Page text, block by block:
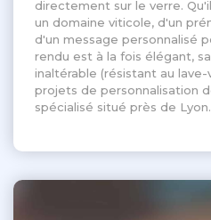
directement sur le verre.
un domaine viticole, d'un
d'un message personnalisé
rendu est à la fois élégant,
inaltérable (résistant au lave-
projets de personnalisation
spécialisé situé près de Lyon.